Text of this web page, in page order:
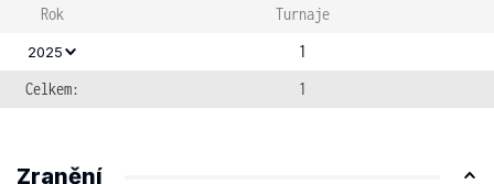
Rok Turnaje
2025
1
Celkem:
1
Zranění